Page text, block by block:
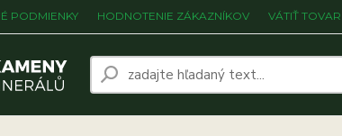
PODMIENKY HODNOTENIE ZÁKAZNÍKOV VÁTIŤ TOVAR